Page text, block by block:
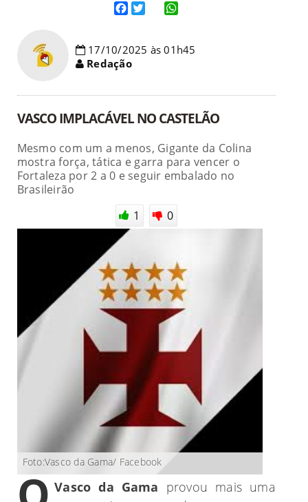
17/10/2025 às 01h45
Redação
VASCO IMPLACÁVEL NO CASTELÃO
Mesmo com um a menos, Gigante da Colina
mostra força, tática e garra para vencer o
Fortaleza por 2 a 0 e seguir embalado no
Brasileirão
1
0
Foto:Vasco da Gama/ Facebook
Vasco da Gama provou mais uma